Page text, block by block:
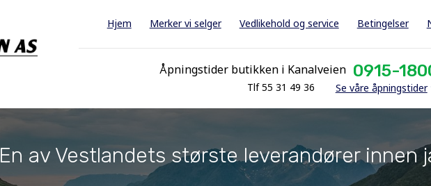
Hjem Merker vi selger Vedlikehold og service Betingelser
Åpningstider butikken i Kanalveien 0915-
Tlf 55 31 49 36 Se våre åpningstider
En av Vestlandets største leverandører innen